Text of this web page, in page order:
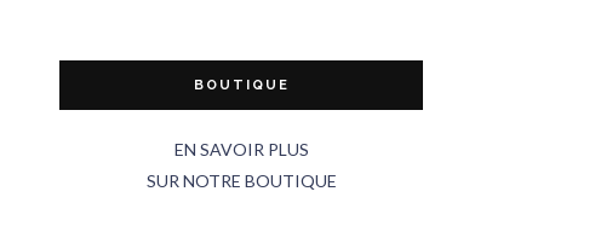
BOUTIQUE
EN SAVOIR PLUS
SUR NOTRE BOUTIQUE